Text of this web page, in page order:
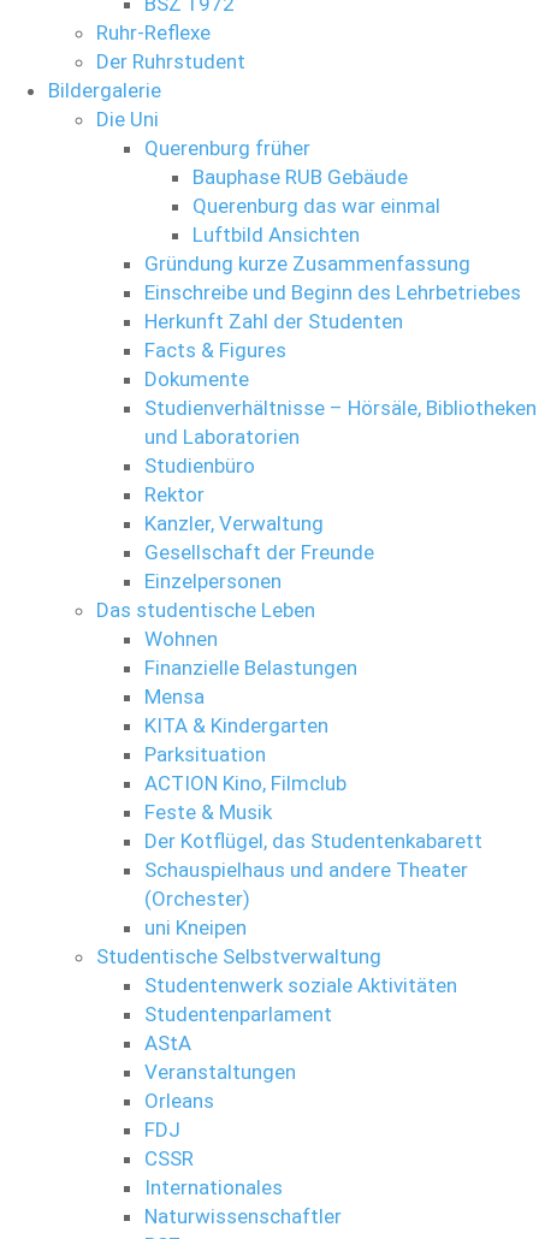
Ruhr-Reflexe
Der Ruhrstudent
Bildergalerie
Die Uni
Querenburg früher
Bauphase RUB Gebäude
Querenburg das war einmal
Luftbild Ansichten
Gründung kurze Zusammenfassung
Einschreibe und Beginn des Lehrbetriebes
Herkunft Zahl der Studenten
Facts & Figures
Dokumente
Studienverhältnisse – Hörsäle, Bibliotheken
und Laboratorien
Studienbüro
Rektor
Kanzler, Verwaltung
Gesellschaft der Freunde
Einzelpersonen
Das studentische Leben
Wohnen
Finanzielle Belastungen
Mensa
KITA & Kindergarten
Parksituation
ACTION Kino, Filmclub
Feste & Musik
Der Kotflügel, das Studentenkabarett
Schauspielhaus und andere Theater
(Orchester)
uni Kneipen
Studentische Selbstverwaltung
Studentenwerk soziale Aktivitäten
Studentenparlament
AStA
Veranstaltungen
Orleans
FDJ
CSSR
Internationales
Naturwissenschaftler